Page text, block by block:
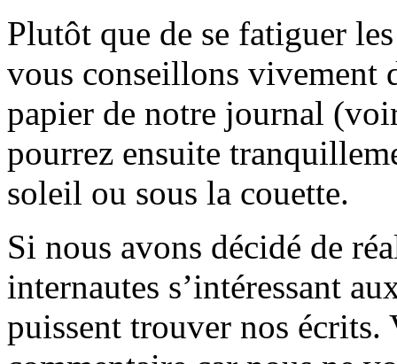
Plutôt que de se fatiguer
vous conseillons vivement
papier de notre journal
pourrez ensuite
soleil ou sous la couette.
Si nous avons décidé de
internautes s’intéressant
puissent trouver nos écrits.